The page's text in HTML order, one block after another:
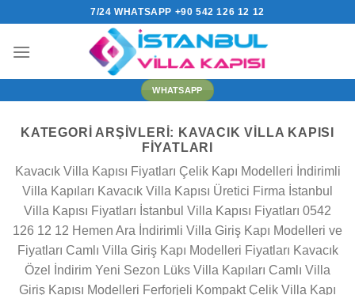
7/24 WHATSAPP +90 542 126 12 12
WHATSAPP
KATEGORI ARŞIVLERI: KAVACIK VILLA KAPISI
FIYATLARI
Kavacık Villa Kapısı Fiyatları Çelik Kapı Modelleri İndirimli
Villa Kapıları Kavacık Villa Kapısı Üretici Firma İstanbul
Villa Kapısı Fiyatları İstanbul Villa Kapısı Fiyatları 0542
126 12 12 Hemen Ara İndirimli Villa Giriş Kapı Modelleri ve
Fiyatları Camlı Villa Giriş Kapı Modelleri Fiyatları Kavacık
Özel İndirim Yeni Sezon Lüks Villa Kapıları Camlı Villa
Giriş Kapısı Modelleri Ferforjeli Kompakt Çelik Villa Kapı